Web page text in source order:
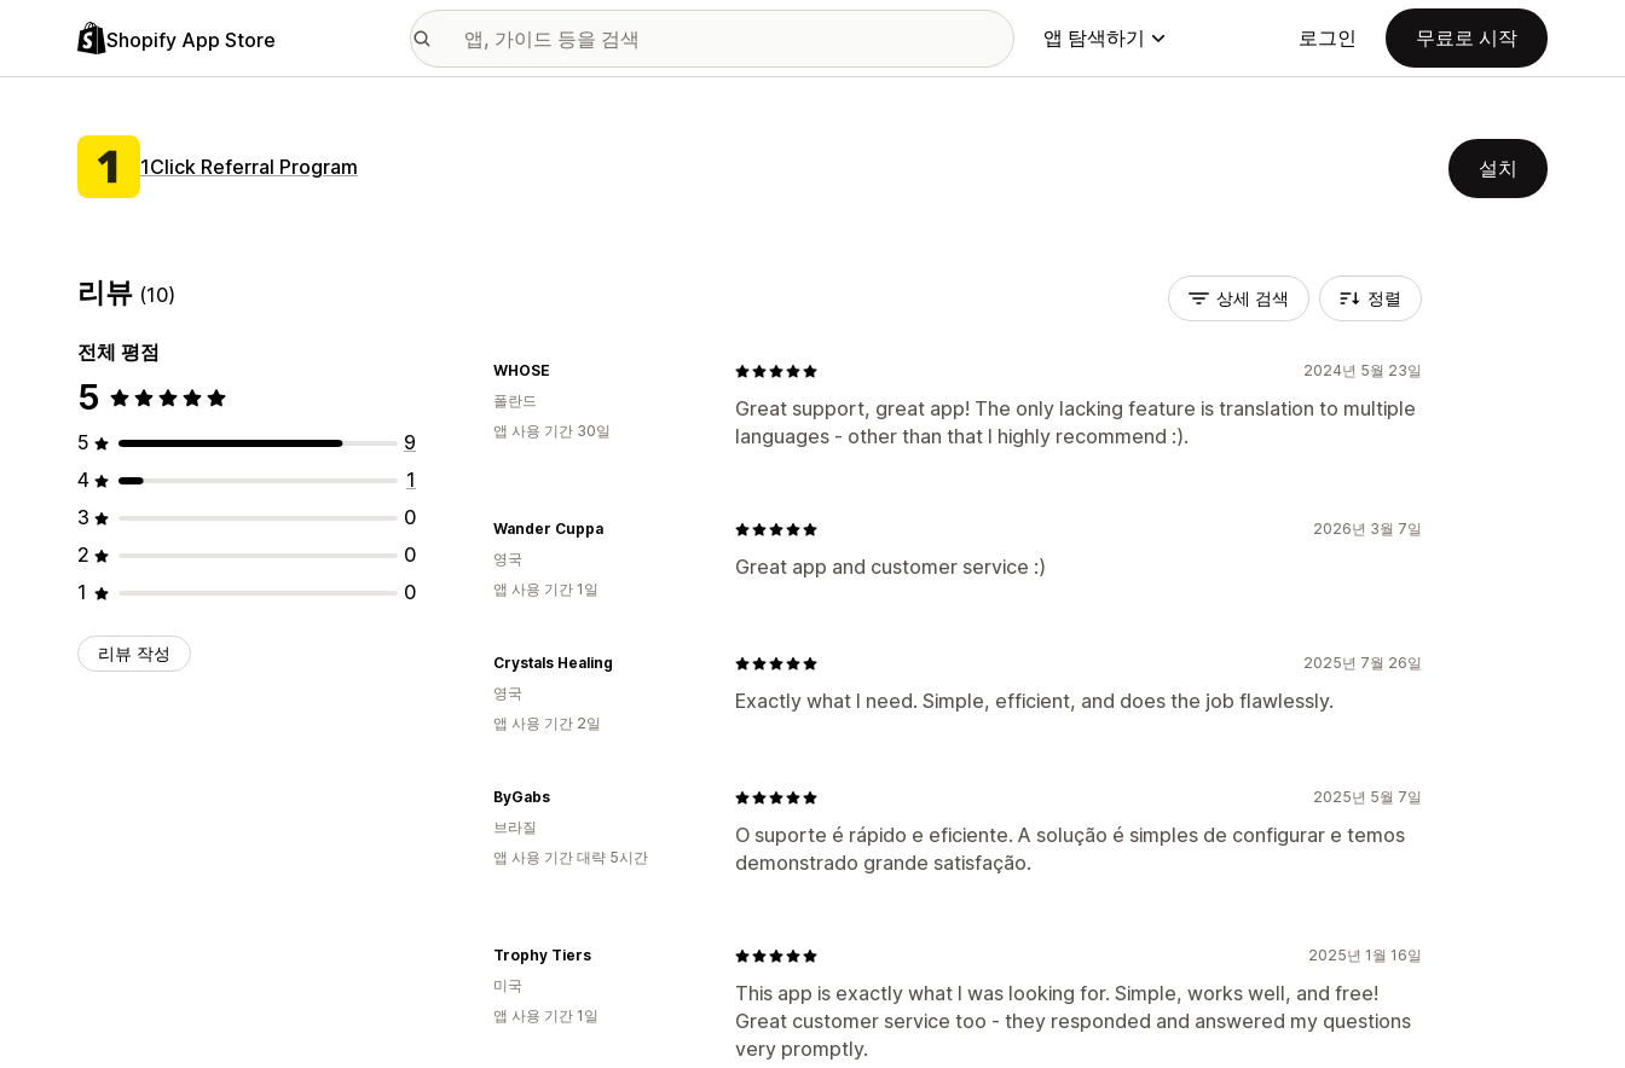
Shopify App Store 앱 탐색하기 로그인 무료로 시작
1Click Referral Program 설치
리뷰 (10)
전체 평점
5
5
9
4
1
3
0
2
0
1
0
리뷰 작성
상세 검색 정렬
2024년 5월 23일
Great support, great app! The only lacking feature is translation to multiple
languages - other than that I highly recommend :).
WHOSE
폴란드
앱 사용 기간 30일
2026년 3월 7일
Great app and customer service :)
Wander Cuppa
영국
앱 사용 기간 1일
2025년 7월 26일
Exactly what I need. Simple, efficient, and does the job flawlessly.
Crystals Healing
영국
앱 사용 기간 2일
2025년 5월 7일
O suporte é rápido e eficiente. A solução é simples de configurar e temos
demonstrado grande satisfação.
ByGabs
브라질
앱 사용 기간 대략 5시간
2025년 1월 16일
This app is exactly what I was looking for. Simple, works well, and free!
Great customer service too - they responded and answered my questions
very promptly.
Trophy Tiers
미국
앱 사용 기간 1일